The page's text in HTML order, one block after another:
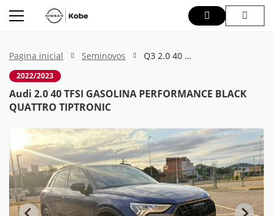
Pagina inicial Seminovos Q3 2.0 40 TFSI GASOLINA PERFORMANCE BLACK QUATTRO TIPTRONIC
2022/2023
Audi 2.0 40 TFSI GASOLINA PERFORMANCE BLACK
QUATTRO TIPTRONIC